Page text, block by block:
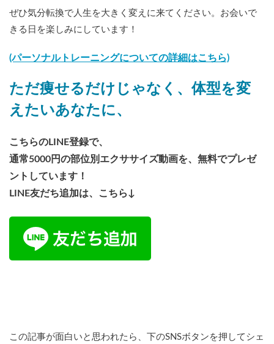
ぜひ気分転換で人生を大きく変えに来てください。お会いで
きる日を楽しみにしています！
(パーソナルトレーニングについての詳細はこちら)
ただ痩せるだけじゃなく、体型を変
えたいあなたに、
こちらのLINE登録で、
通常5000円の部位別エクササイズ動画を、無料でプレゼ
ントしています！
LINE友だち追加は、こちら↓
この記事が面白いと思われたら、下のSNSボタンを押してシェ